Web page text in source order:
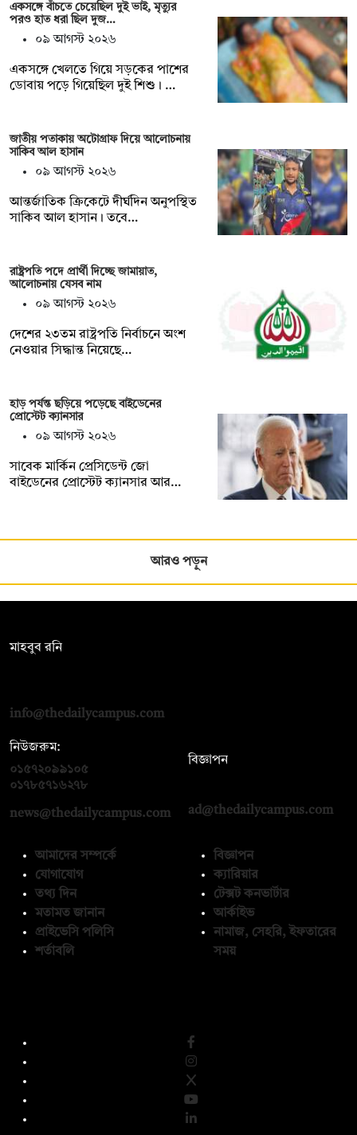
একসঙ্গে বাঁচতে চেয়েছিল দুই ভাই, মৃত্যুর
পরও হাত ধরা ছিল দুজ…
০৯ আগস্ট ২০২৬
একসঙ্গে খেলতে গিয়ে সড়কের পাশের
ডোবায় পড়ে গিয়েছিল দুই শিশু। …
জাতীয় পতাকায় অটোগ্রাফ দিয়ে আলোচনায়
সাকিব আল হাসান
০৯ আগস্ট ২০২৬
আন্তর্জাতিক ক্রিকেটে দীর্ঘদিন অনুপস্থিত
সাকিব আল হাসান। তবে…
রাষ্ট্রপতি পদে প্রার্থী দিচ্ছে জামায়াত,
আলোচনায় যেসব নাম
০৯ আগস্ট ২০২৬
দেশের ২৩তম রাষ্ট্রপতি নির্বাচনে অংশ
নেওয়ার সিদ্ধান্ত নিয়েছে…
হাড় পর্যন্ত ছড়িয়ে পড়েছে বাইডেনের
প্রোস্টেট ক্যানসার
০৯ আগস্ট ২০২৬
সাবেক মার্কিন প্রেসিডেন্ট জো
বাইডেনের প্রোস্টেট ক্যানসার আর…
আরও পড়ুন
মাহবুব রনি
info@thedailycampus.com
নিউজরুম:
০১৫৭২০৯৯১০৫
০১৭৮৫৭১৬২৭৮
news@thedailycampus.com
বিজ্ঞাপন
ad@thedailycampus.com
আমাদের সম্পর্কে
যোগাযোগ
তথ্য দিন
মতামত জানান
প্রাইভেসি পলিসি
শর্তাবলি
বিজ্ঞাপন
ক্যারিয়ার
টেক্সট কনভার্টার
আর্কাইভ
নামাজ, সেহরি, ইফতারের
সময়